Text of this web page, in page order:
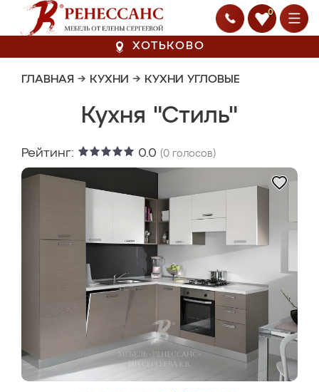
0
ХОТЬКОВО
ГЛАВНАЯ → КУХНИ → КУХНИ УГЛОВЫЕ
Кухня "Стиль"
Рейтинг: 0.0 (0 голосов)